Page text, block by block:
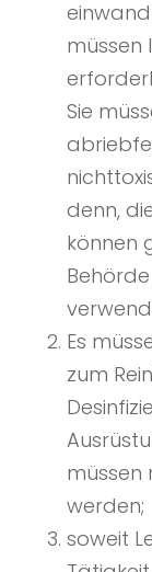
müssen
Sie
denn,
können
Es
zum
werden;
soweit